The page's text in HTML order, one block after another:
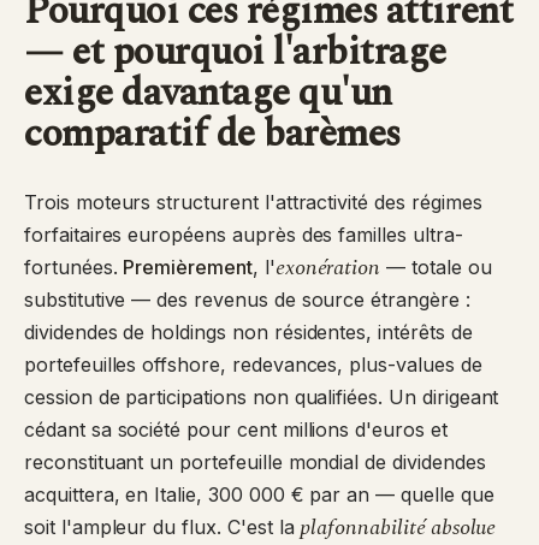
— et pourquoi l'arbitrage
exige davantage qu'un
comparatif de barèmes
Trois moteurs structurent l'attractivité des régimes
forfaitaires européens auprès des familles ultra-
fortunées. Premièrement, l'exonération — totale ou
substitutive — des revenus de source étrangère :
dividendes de holdings non résidentes, intérêts de
portefeuilles offshore, redevances, plus-values de
cession de participations non qualifiées. Un dirigeant
cédant sa société pour cent millions d'euros et
reconstituant un portefeuille mondial de dividendes
acquittera, en Italie, 300 000 € par an — quelle que
soit l'ampleur du flux. C'est la plafonnabilité absolue